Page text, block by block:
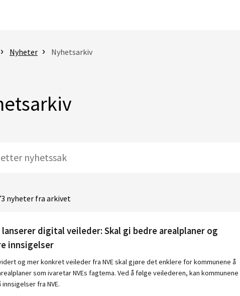
Nyheter Nyhetsarkiv
nyheter fra arkivet
lanserer digital veileder: Skal gi bedre arealplaner og
innsigelser
og mer konkret veileder fra NVE skal gjøre det enklere for kommunene å
som ivaretar NVEs fagtema. Ved å følge veilederen, kan kommunene
innsigelser fra NVE.